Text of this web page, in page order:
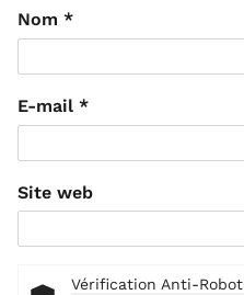
Nom *
E-mail *
Site web
Vérification Anti-Robot